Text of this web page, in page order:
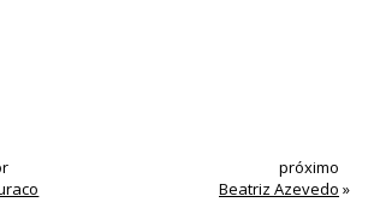
próximo
Beatriz Azevedo »